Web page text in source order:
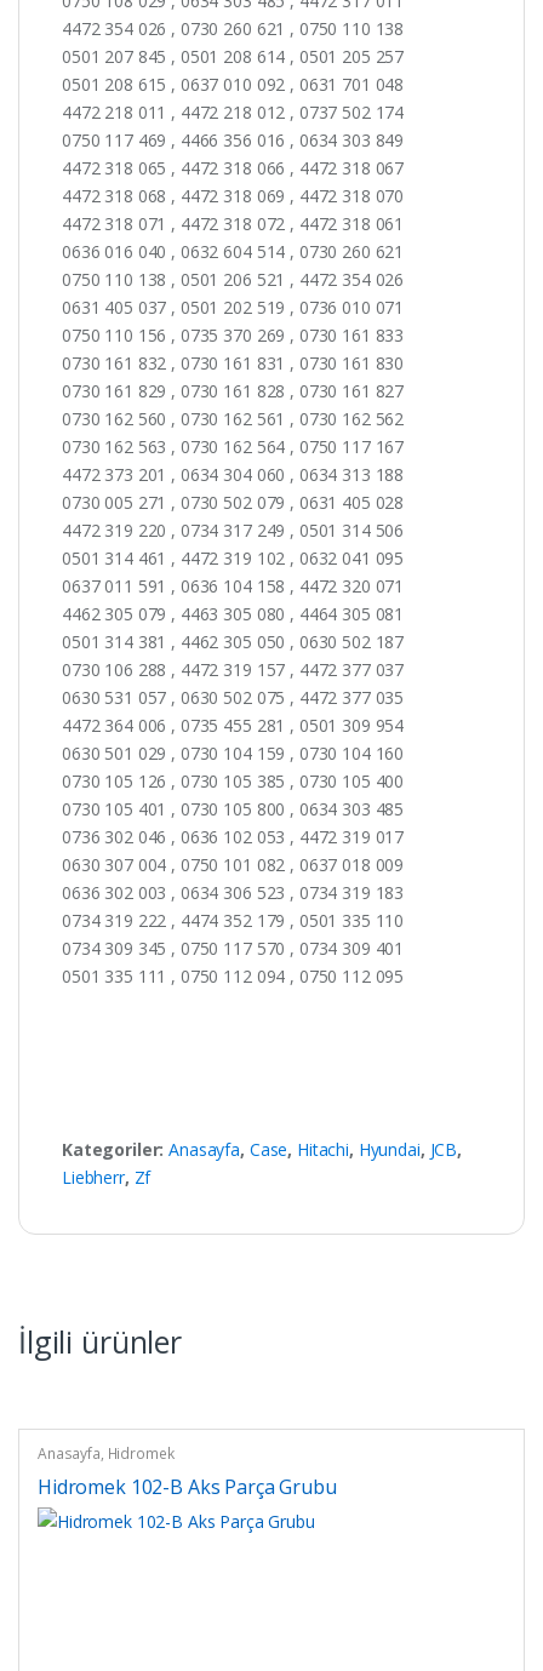
4472 354 026 , 0730 260 621 , 0750 110 138
0501 207 845 , 0501 208 614 , 0501 205 257
0501 208 615 , 0637 010 092 , 0631 701 048
4472 218 011 , 4472 218 012 , 0737 502 174
0750 117 469 , 4466 356 016 , 0634 303 849
4472 318 065 , 4472 318 066 , 4472 318 067
4472 318 068 , 4472 318 069 , 4472 318 070
4472 318 071 , 4472 318 072 , 4472 318 061
0636 016 040 , 0632 604 514 , 0730 260 621
0750 110 138 , 0501 206 521 , 4472 354 026
0631 405 037 , 0501 202 519 , 0736 010 071
0750 110 156 , 0735 370 269 , 0730 161 833
0730 161 832 , 0730 161 831 , 0730 161 830
0730 161 829 , 0730 161 828 , 0730 161 827
0730 162 560 , 0730 162 561 , 0730 162 562
0730 162 563 , 0730 162 564 , 0750 117 167
4472 373 201 , 0634 304 060 , 0634 313 188
0730 005 271 , 0730 502 079 , 0631 405 028
4472 319 220 , 0734 317 249 , 0501 314 506
0501 314 461 , 4472 319 102 , 0632 041 095
0637 011 591 , 0636 104 158 , 4472 320 071
4462 305 079 , 4463 305 080 , 4464 305 081
0501 314 381 , 4462 305 050 , 0630 502 187
0730 106 288 , 4472 319 157 , 4472 377 037
0630 531 057 , 0630 502 075 , 4472 377 035
4472 364 006 , 0735 455 281 , 0501 309 954
0630 501 029 , 0730 104 159 , 0730 104 160
0730 105 126 , 0730 105 385 , 0730 105 400
0730 105 401 , 0730 105 800 , 0634 303 485
0736 302 046 , 0636 102 053 , 4472 319 017
0630 307 004 , 0750 101 082 , 0637 018 009
0636 302 003 , 0634 306 523 , 0734 319 183
0734 319 222 , 4474 352 179 , 0501 335 110
0734 309 345 , 0750 117 570 , 0734 309 401
0501 335 111 , 0750 112 094 , 0750 112 095
Kategoriler:Anasayfa, Case, Hitachi, Hyundai, JCB,
Liebherr, Zf
İlgili ürünler
Anasayfa, Hidromek
Hidromek 102-B Aks Parça Grubu